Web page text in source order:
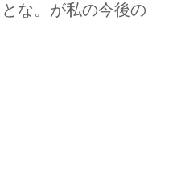
な。が私の今後の